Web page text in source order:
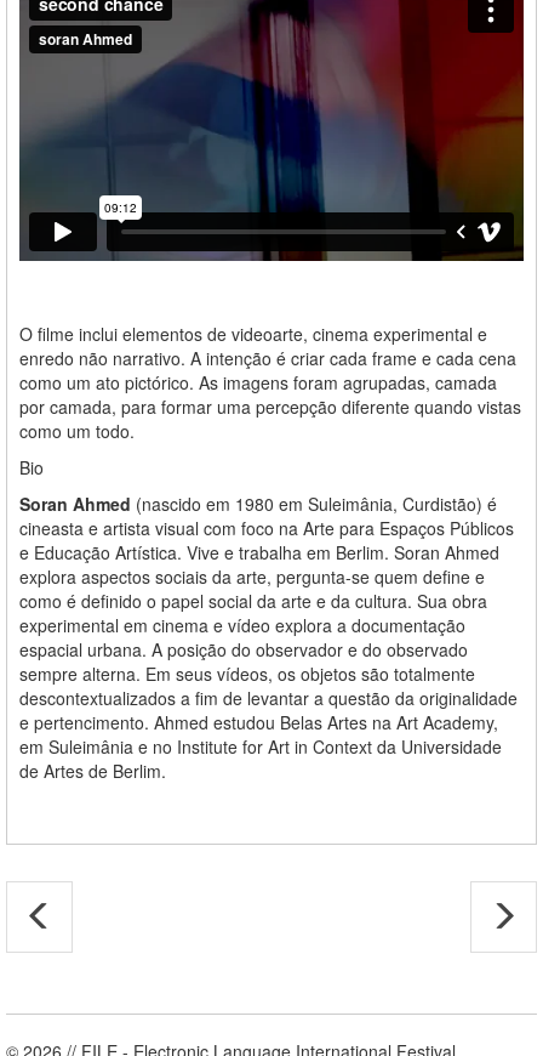
O filme inclui elementos de videoarte, cinema experimental e
enredo não narrativo. A intenção é criar cada frame e cada cena
como um ato pictórico. As imagens foram agrupadas, camada
por camada, para formar uma percepção diferente quando vistas
como um todo.
Bio
Soran Ahmed (nascido em 1980 em Suleimânia, Curdistão) é
cineasta e artista visual com foco na Arte para Espaços Públicos
e Educação Artística. Vive e trabalha em Berlim. Soran Ahmed
explora aspectos sociais da arte, pergunta-se quem define e
como é definido o papel social da arte e da cultura. Sua obra
experimental em cinema e vídeo explora a documentação
espacial urbana. A posição do observador e do observado
sempre alterna. Em seus vídeos, os objetos são totalmente
descontextualizados a fim de levantar a questão da originalidade
e pertencimento. Ahmed estudou Belas Artes na Art Academy,
em Suleimânia e no Institute for Art in Context da Universidade
de Artes de Berlim.